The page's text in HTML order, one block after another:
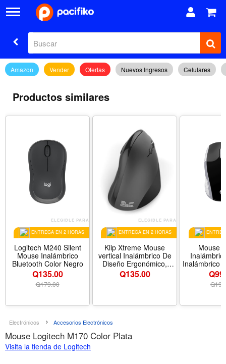
Amazon Vender Ofertas Nuevos Ingresos Celulares
Productos similares
ELEGIBLE PARA
ENTREGA EN 2 HORAS
Logitech M240 Silent
Mouse Inalámbrico
Bluetooth Color Negro
Q135.00
Q179.00
ELEGIBLE PARA
ENTREGA EN 2 HORAS
Klip Xtreme Mouse
vertical Inalámbrico De
Diseño Ergonómico,
2.4GHz, Color Negro,
KMW-390 EverRest
Q135.00
Mouse
Inalámbrico
color
Q
Electrónicos Accesorios Electrónicos
Mouse Logitech M170 Color Plata
Visita la tienda de Logitech